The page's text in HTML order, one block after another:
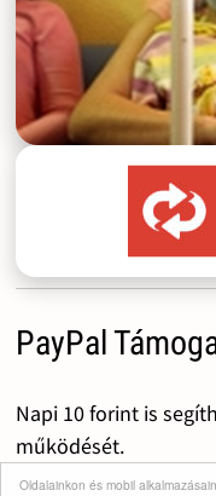
Oldalainkon és mobil
PayPal
Napi 10 forint is
működését.